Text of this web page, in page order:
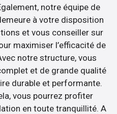
notre équipe de
à votre disposition
et vous conseiller sur
maximiser l’efficacité de
notre structure, vous
et de grande qualité
durable et performante.
vous pourrez profiter
en toute tranquillité. A